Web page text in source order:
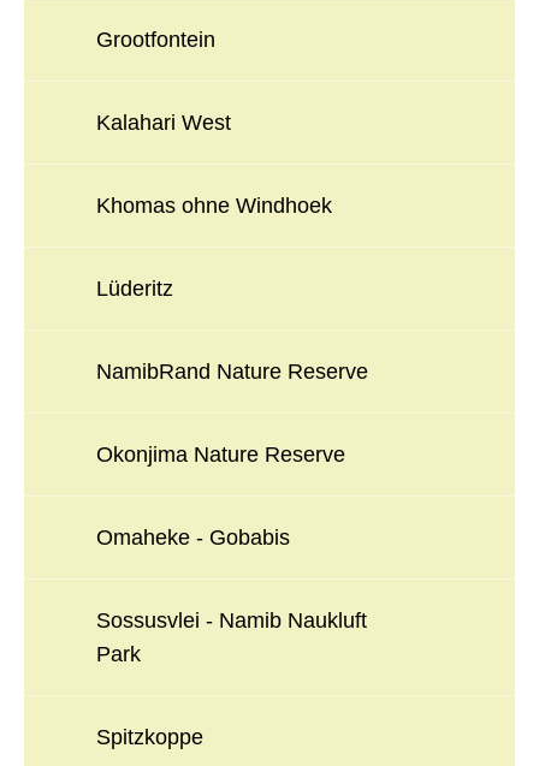
Grootfontein
Kalahari West
Khomas ohne Windhoek
Lüderitz
NamibRand Nature Reserve
Okonjima Nature Reserve
Omaheke - Gobabis
Sossusvlei - Namib Naukluft
Park
Spitzkoppe